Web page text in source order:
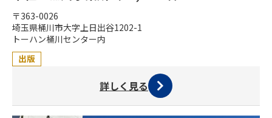
〒363-0026
埼玉県桶川市大字上日出谷1202-1
トーハン桶川センター内
出版
詳しく見る